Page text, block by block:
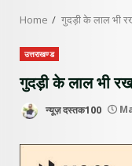
Home गुदड़ी के लाल भी
उत्तराखण्ड
गुदड़ी के लाल भी
न्यूज़ दस्तक100